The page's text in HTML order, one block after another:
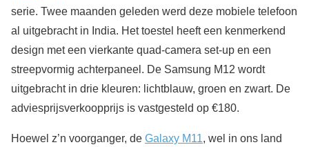
serie. Twee maanden geleden werd deze mobiele telefoon
al uitgebracht in India. Het toestel heeft een kenmerkend
design met een vierkante quad-camera set-up en een
streepvormig achterpaneel. De Samsung M12 wordt
uitgebracht in drie kleuren: lichtblauw, groen en zwart. De
adviesprijsverkoopprijs is vastgesteld op €180.
Hoewel z’n voorganger, de Galaxy M11, wel in ons land